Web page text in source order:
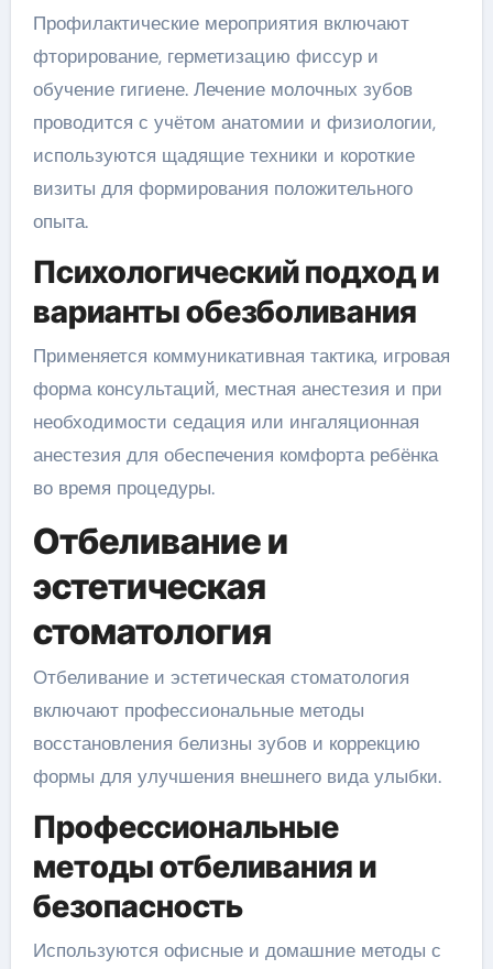
Профилактические мероприятия включают
фторирование, герметизацию фиссур и
обучение гигиене. Лечение молочных зубов
проводится с учётом анатомии и физиологии,
используются щадящие техники и короткие
визиты для формирования положительного
опыта.
Психологический подход и
варианты обезболивания
Применяется коммуникативная тактика, игровая
форма консультаций, местная анестезия и при
необходимости седация или ингаляционная
анестезия для обеспечения комфорта ребёнка
во время процедуры.
Отбеливание и
эстетическая
стоматология
Отбеливание и эстетическая стоматология
включают профессиональные методы
восстановления белизны зубов и коррекцию
формы для улучшения внешнего вида улыбки.
Профессиональные
методы отбеливания и
безопасность
Используются офисные и домашние методы с